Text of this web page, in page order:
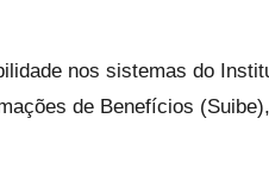
nos sistemas do
de Benefícios